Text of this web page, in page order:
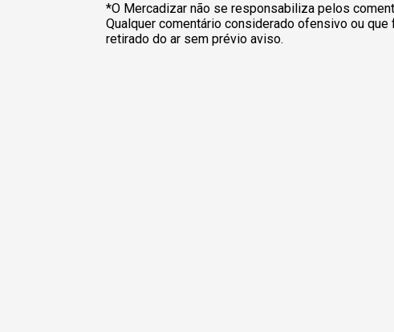
*O Mercadizar não se responsabiliza pelos
Qualquer comentário considerado ofensivo ou
retirado do ar sem prévio aviso.